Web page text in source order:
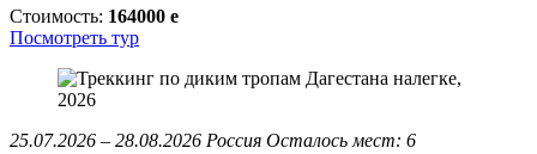
Стоимость: 164000 e
Посмотреть тур
25.07.2026 – 28.08.2026 Россия Осталось мест: 6